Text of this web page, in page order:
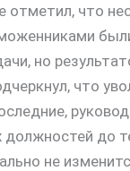
отметил, что
но
что
до
не